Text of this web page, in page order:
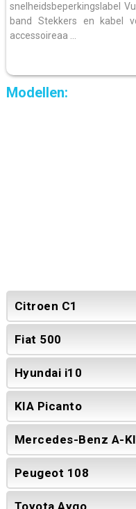
snelheidsbeperkingslabel
band Stekkers en kabel
accessoireaa ...
Modellen:
Citroen C1
Fiat 500
Hyundai i10
KIA Picanto
Mercedes-Benz A-
Peugeot 108